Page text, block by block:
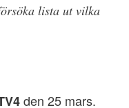
lista ut vilka
den 25 mars.